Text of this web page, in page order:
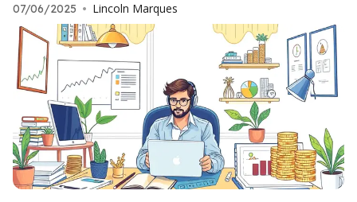
07/06/2025 • Lincoln Marques